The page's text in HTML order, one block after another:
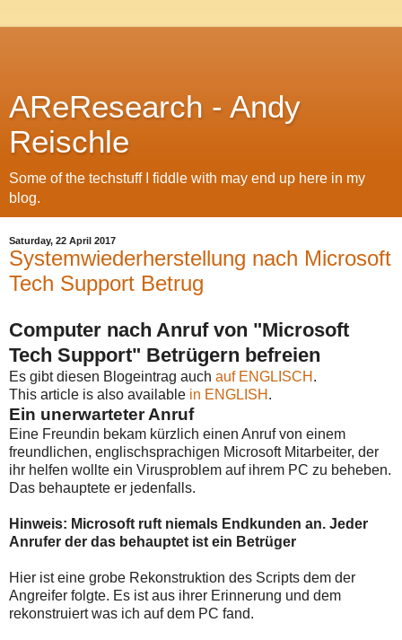
AReResearch - Andy
Reischle
Some of the techstuff I fiddle with may end up here in my
blog.
Saturday, 22 April 2017
Systemwiederherstellung nach Microsoft
Tech Support Betrug
Computer nach Anruf von "Microsoft
Tech Support" Betrügern befreien
Es gibt diesen Blogeintrag auch auf ENGLISCH .
This article is also available in ENGLISH .
Ein unerwarteter Anruf
Eine Freundin bekam kürzlich einen Anruf von einem
freundlichen, englischsprachigen Microsoft Mitarbeiter, der
ihr helfen wollte ein Virusproblem auf ihrem PC zu beheben.
Das behauptete er jedenfalls.
Hinweis: Microsoft ruft niemals Endkunden an. Jeder
Anrufer der das behauptet ist ein Betrüger
Hier ist eine grobe Rekonstruktion des Scripts dem der
Angreifer folgte. Es ist aus ihrer Erinnerung und dem
rekonstruiert was ich auf dem PC fand.